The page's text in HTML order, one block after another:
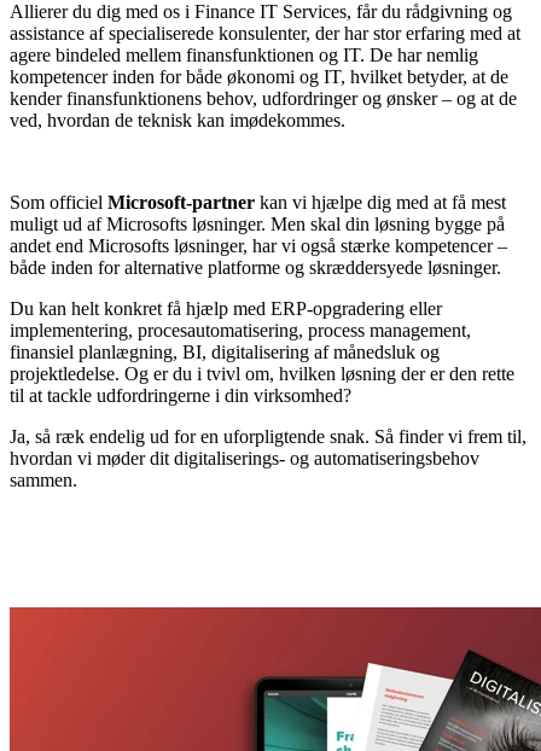
Allierer du dig med os i Finance IT Services, får du rådgivning og
assistance af specialiserede konsulenter, der har stor erfaring med at
agere bindeled mellem finansfunktionen og IT. De har nemlig
kompetencer inden for både økonomi og IT, hvilket betyder, at de
kender finansfunktionens behov, udfordringer og ønsker – og at de
ved, hvordan de teknisk kan imødekommes.
Som officiel Microsoft-partner kan vi hjælpe dig med at få mest
muligt ud af Microsofts løsninger. Men skal din løsning bygge på
andet end Microsofts løsninger, har vi også stærke kompetencer –
både inden for alternative platforme og skræddersyede løsninger.
Du kan helt konkret få hjælp med ERP-opgradering eller
implementering, procesautomatisering, process management,
finansiel planlægning, BI, digitalisering af månedsluk og
projektledelse. Og er du i tvivl om, hvilken løsning der er den rette
til at tackle udfordringerne i din virksomhed?
Ja, så ræk endelig ud for en uforpligtende snak. Så finder vi frem til,
hvordan vi møder dit digitaliserings- og automatiseringsbehov
sammen.